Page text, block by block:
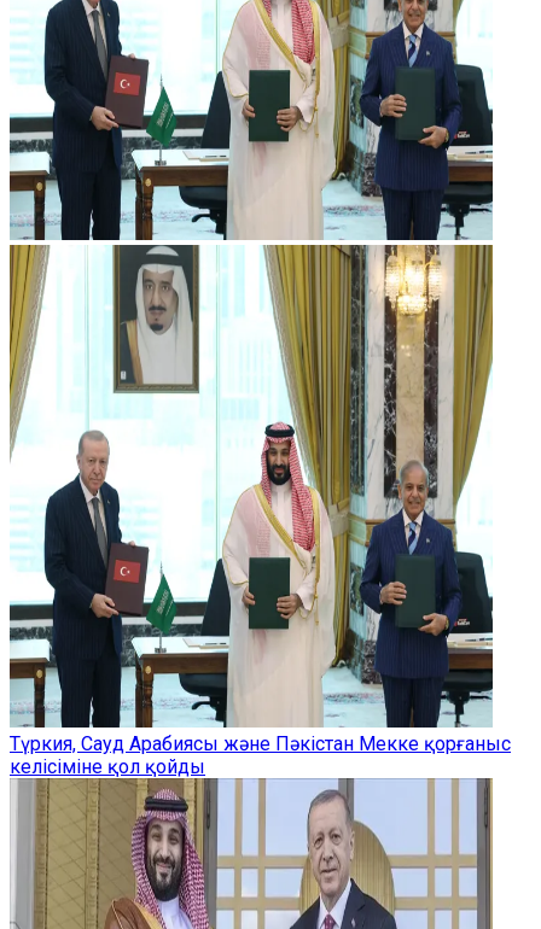
Түркия, Сауд Арабиясы және Пәкістан Мекке қорғаныс
келісіміне қол қойды